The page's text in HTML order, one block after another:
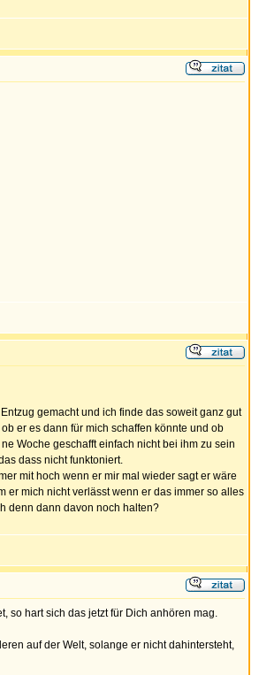
gemacht und ich finde das soweit ganz gut
er es dann für mich schaffen könnte und ob
Woche geschafft einfach nicht bei ihm zu sein
dass nicht funktoniert.
mit hoch wenn er mir mal wieder sagt er wäre
er mich nicht verlässt wenn er das immer so alles
denn dann davon noch halten?
so hart sich das jetzt für Dich anhören mag.
auf der Welt, solange er nicht dahintersteht,